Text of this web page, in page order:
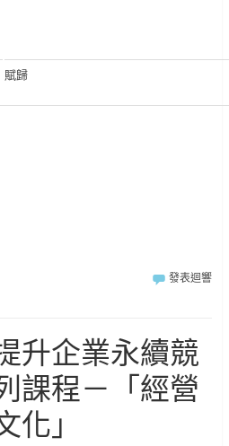
賦歸
發表迴響
升企業永續競
課程－「經營
」